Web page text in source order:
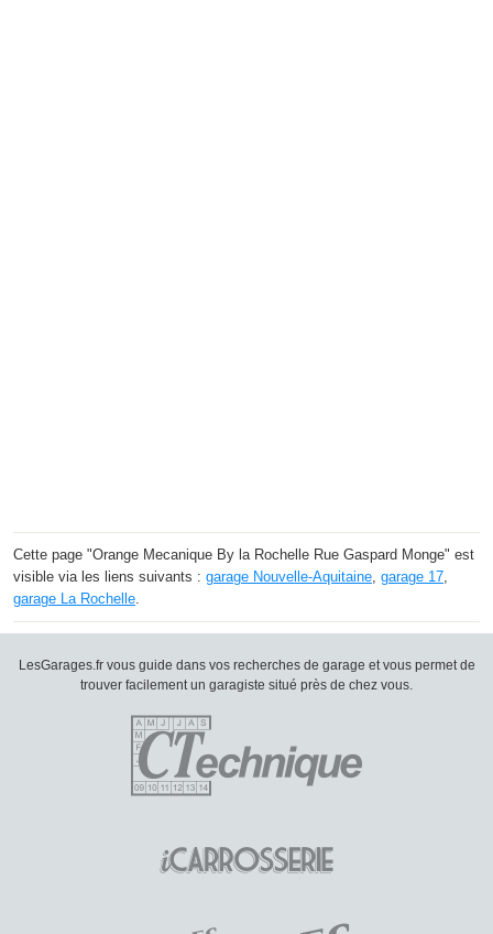
Cette page "Orange Mecanique By la Rochelle Rue Gaspard Monge" est
visible via les liens suivants : garage Nouvelle-Aquitaine, garage 17,
garage La Rochelle.
LesGarages.fr vous guide dans vos recherches de garage et vous permet de
trouver facilement un garagiste situé près de chez vous.